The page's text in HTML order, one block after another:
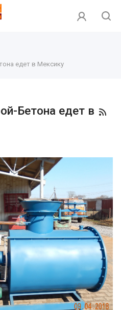
едет в Мексику
Бетона едет в